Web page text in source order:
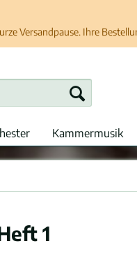
Versandpause. Ihre
Kammermusik
1